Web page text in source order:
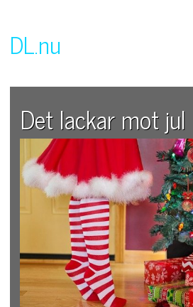
DL.nu
Det lackar mot jul